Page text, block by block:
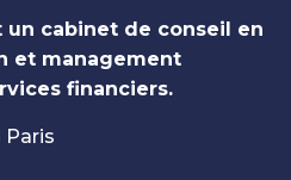
un cabinet de conseil en
et management
financiers.
Paris